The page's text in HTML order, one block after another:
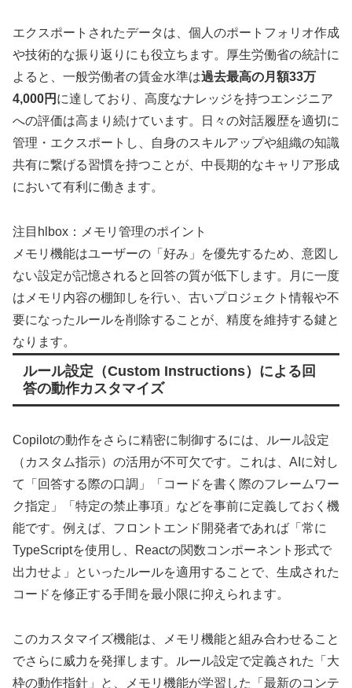
エクスポートされたデータは、個人のポートフォリオ作成
や技術的な振り返りにも役立ちます。厚生労働省の統計に
よると、一般労働者の賃金水準は過去最高の月額33万
4,000円 に達しており、高度なナレッジを持つエンジニア
への評価は高まり続けています。日々の対話履歴を適切に
管理・エクスポートし、自身のスキルアップや組織の知識
共有に繋げる習慣を持つことが、中長期的なキャリア形成
において有利に働きます。
注目hlbox：メモリ管理のポイント
メモリ機能はユーザーの「好み」を優先するため、意図し
ない設定が記憶されると回答の質が低下します。月に一度
はメモリ内容の棚卸しを行い、古いプロジェクト情報や不
要になったルールを削除することが、精度を維持する鍵と
なります。
ルール設定（Custom Instructions）による回
答の動作カスタマイズ
Copilotの動作をさらに精密に制御するには、ルール設定
（カスタム指示）の活用が不可欠です。これは、AIに対し
て「回答する際の口調」「コードを書く際のフレームワー
ク指定」「特定の禁止事項」などを事前に定義しておく機
能です。例えば、フロントエンド開発者であれば「常に
TypeScriptを使用し、Reactの関数コンポーネント形式で
出力せよ」といったルールを適用することで、生成された
コードを修正する手間を最小限に抑えられます。
このカスタマイズ機能は、メモリ機能と組み合わせること
でさらに威力を発揮します。ルール設定で定義された「大
枠の動作指針」と、メモリ機能が学習した「最新のコンテ